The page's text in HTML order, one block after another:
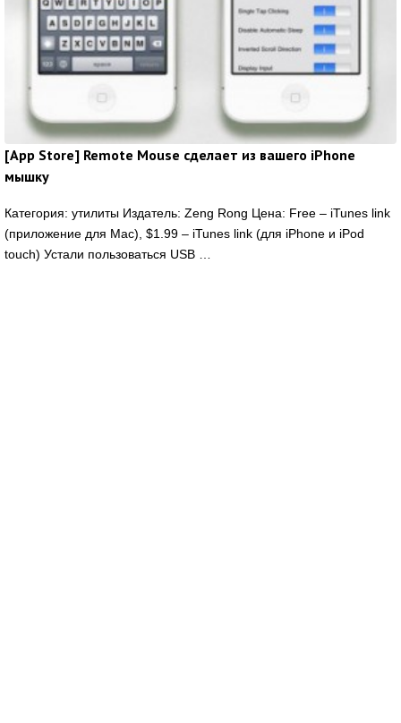
[App Store] Remote Mouse сделает из вашего iPhone
мышку
Категория: утилиты Издатель: Zeng Rong Цена: Free – iTunes link
(приложение для Mac), $1.99 – iTunes link (для iPhone и iPod
touch) Устали пользоваться USB …